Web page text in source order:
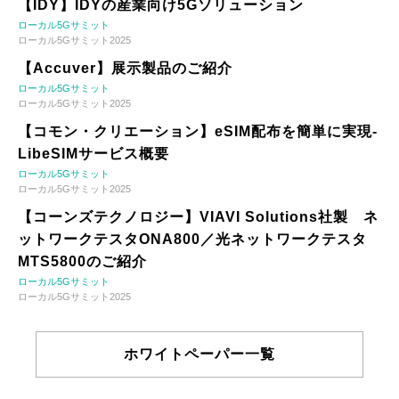
【IDY】IDYの産業向け5Gソリューション
ローカル5Gサミット
ローカル5Gサミット2025
【Accuver】展示製品のご紹介
ローカル5Gサミット
ローカル5Gサミット2025
【コモン・クリエーション】eSIM配布を簡単に実現-
LibeSIMサービス概要
ローカル5Gサミット
ローカル5Gサミット2025
【コーンズテクノロジー】VIAVI Solutions社製 ネ
ットワークテスタONA800／光ネットワークテスタ
MTS5800のご紹介
ローカル5Gサミット
ローカル5Gサミット2025
ホワイトペーパー一覧